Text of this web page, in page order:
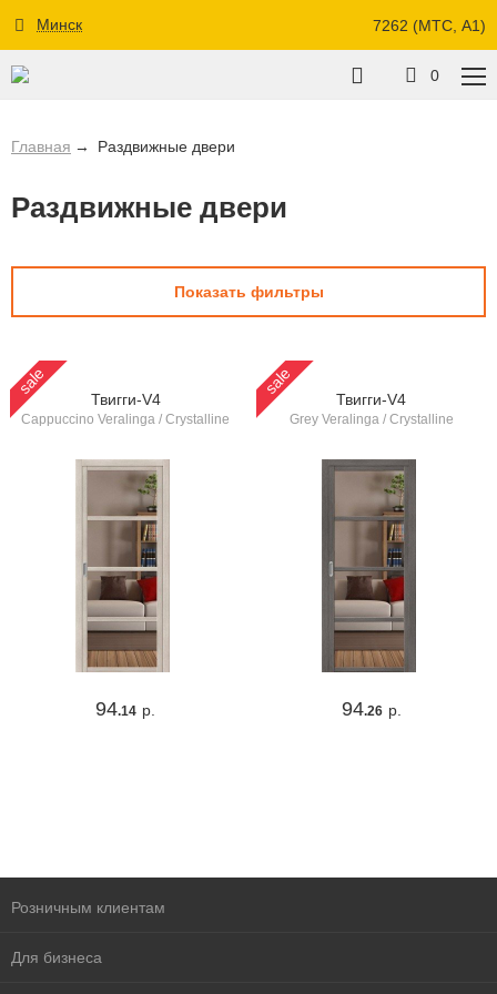
Минск 7262 (МТС, A1)
0
Главная Раздвижные двери
Раздвижные двери
Показать фильтры
sale
Твигги-V4
Cappuccino Veralinga / Crystalline
94.14 р.
sale
Твигги-V4
Grey Veralinga / Crystalline
94.26 р.
Розничным клиентам
Для бизнеса